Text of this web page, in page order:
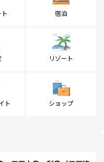
宿泊
リゾート
ト ショップ